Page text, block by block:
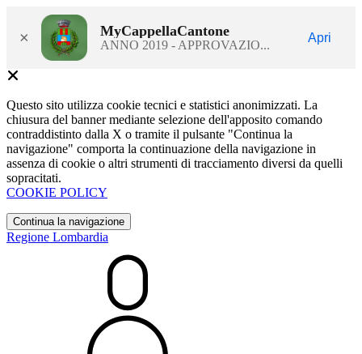
× MyCappellaCantone
ANNO 2019 - APPROVAZIO...
Apri
Questo sito utilizza cookie tecnici e statistici anonimizzati. La
chiusura del banner mediante selezione dell'apposito comando
contraddistinto dalla X o tramite il pulsante "Continua la
navigazione" comporta la continuazione della navigazione in
assenza di cookie o altri strumenti di tracciamento diversi da quelli
sopracitati.
COOKIE POLICY
Continua la navigazione
Regione Lombardia